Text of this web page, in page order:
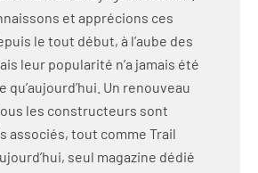
et apprécions ces
le tout début, à l’aube des
leur popularité n’a jamais été
qu’aujourd’hui. Un renouveau
les constructeurs sont
associés, tout comme Trail
seul magazine dédié